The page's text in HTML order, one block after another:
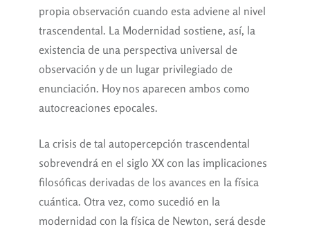
propia observación cuando esta adviene al nivel
trascendental. La Modernidad sostiene, así, la
existencia de una perspectiva universal de
observación y de un lugar privilegiado de
enunciación. Hoy nos aparecen ambos como
autocreaciones epocales.
La crisis de tal autopercepción trascendental
sobrevendrá en el siglo XX con las implicaciones
filosóficas derivadas de los avances en la física
cuántica. Otra vez, como sucedió en la
modernidad con la física de Newton, será desde